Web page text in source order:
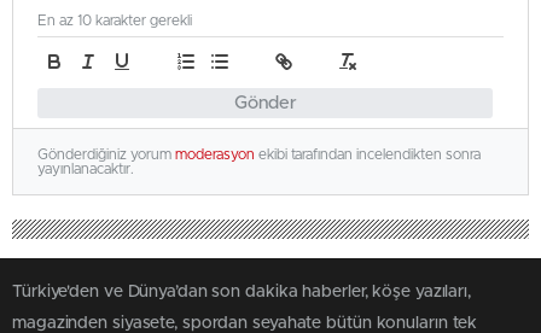
Gönder
En az 10 karakter gerekli
Gönderdiğiniz yorum moderasyon ekibi tarafından incelendikten sonra
yayınlanacaktır.
Türkiye'den ve Dünya’dan son dakika haberler, köşe yazıları,
magazinden siyasete, spordan seyahate bütün konuların tek